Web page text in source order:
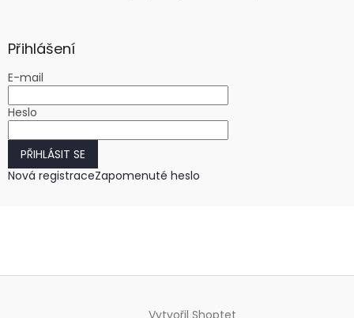
Přihlášení
E-mail
Heslo
PŘIHLÁSIT SE
Nová registraceZapomenuté heslo